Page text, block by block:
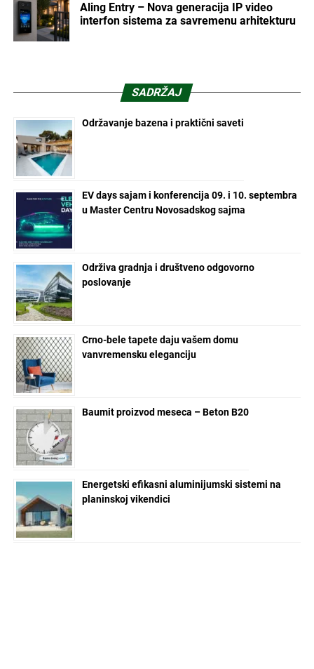
Aling Entry – Nova generacija IP video
interfon sistema za savremenu arhitekturu
SADRŽAJ
Održavanje bazena i praktični saveti
EV days sajam i konferencija 09. i 10. septembra
u Master Centru Novosadskog sajma
Održiva gradnja i društveno odgovorno
poslovanje
Crno-bele tapete daju vašem domu
vanvremensku eleganciju
Baumit proizvod meseca – Beton B20
Energetski efikasni aluminijumski sistemi na
planinskoj vikendici